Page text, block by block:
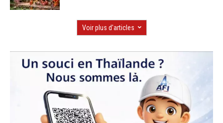
Voir plus d'articles